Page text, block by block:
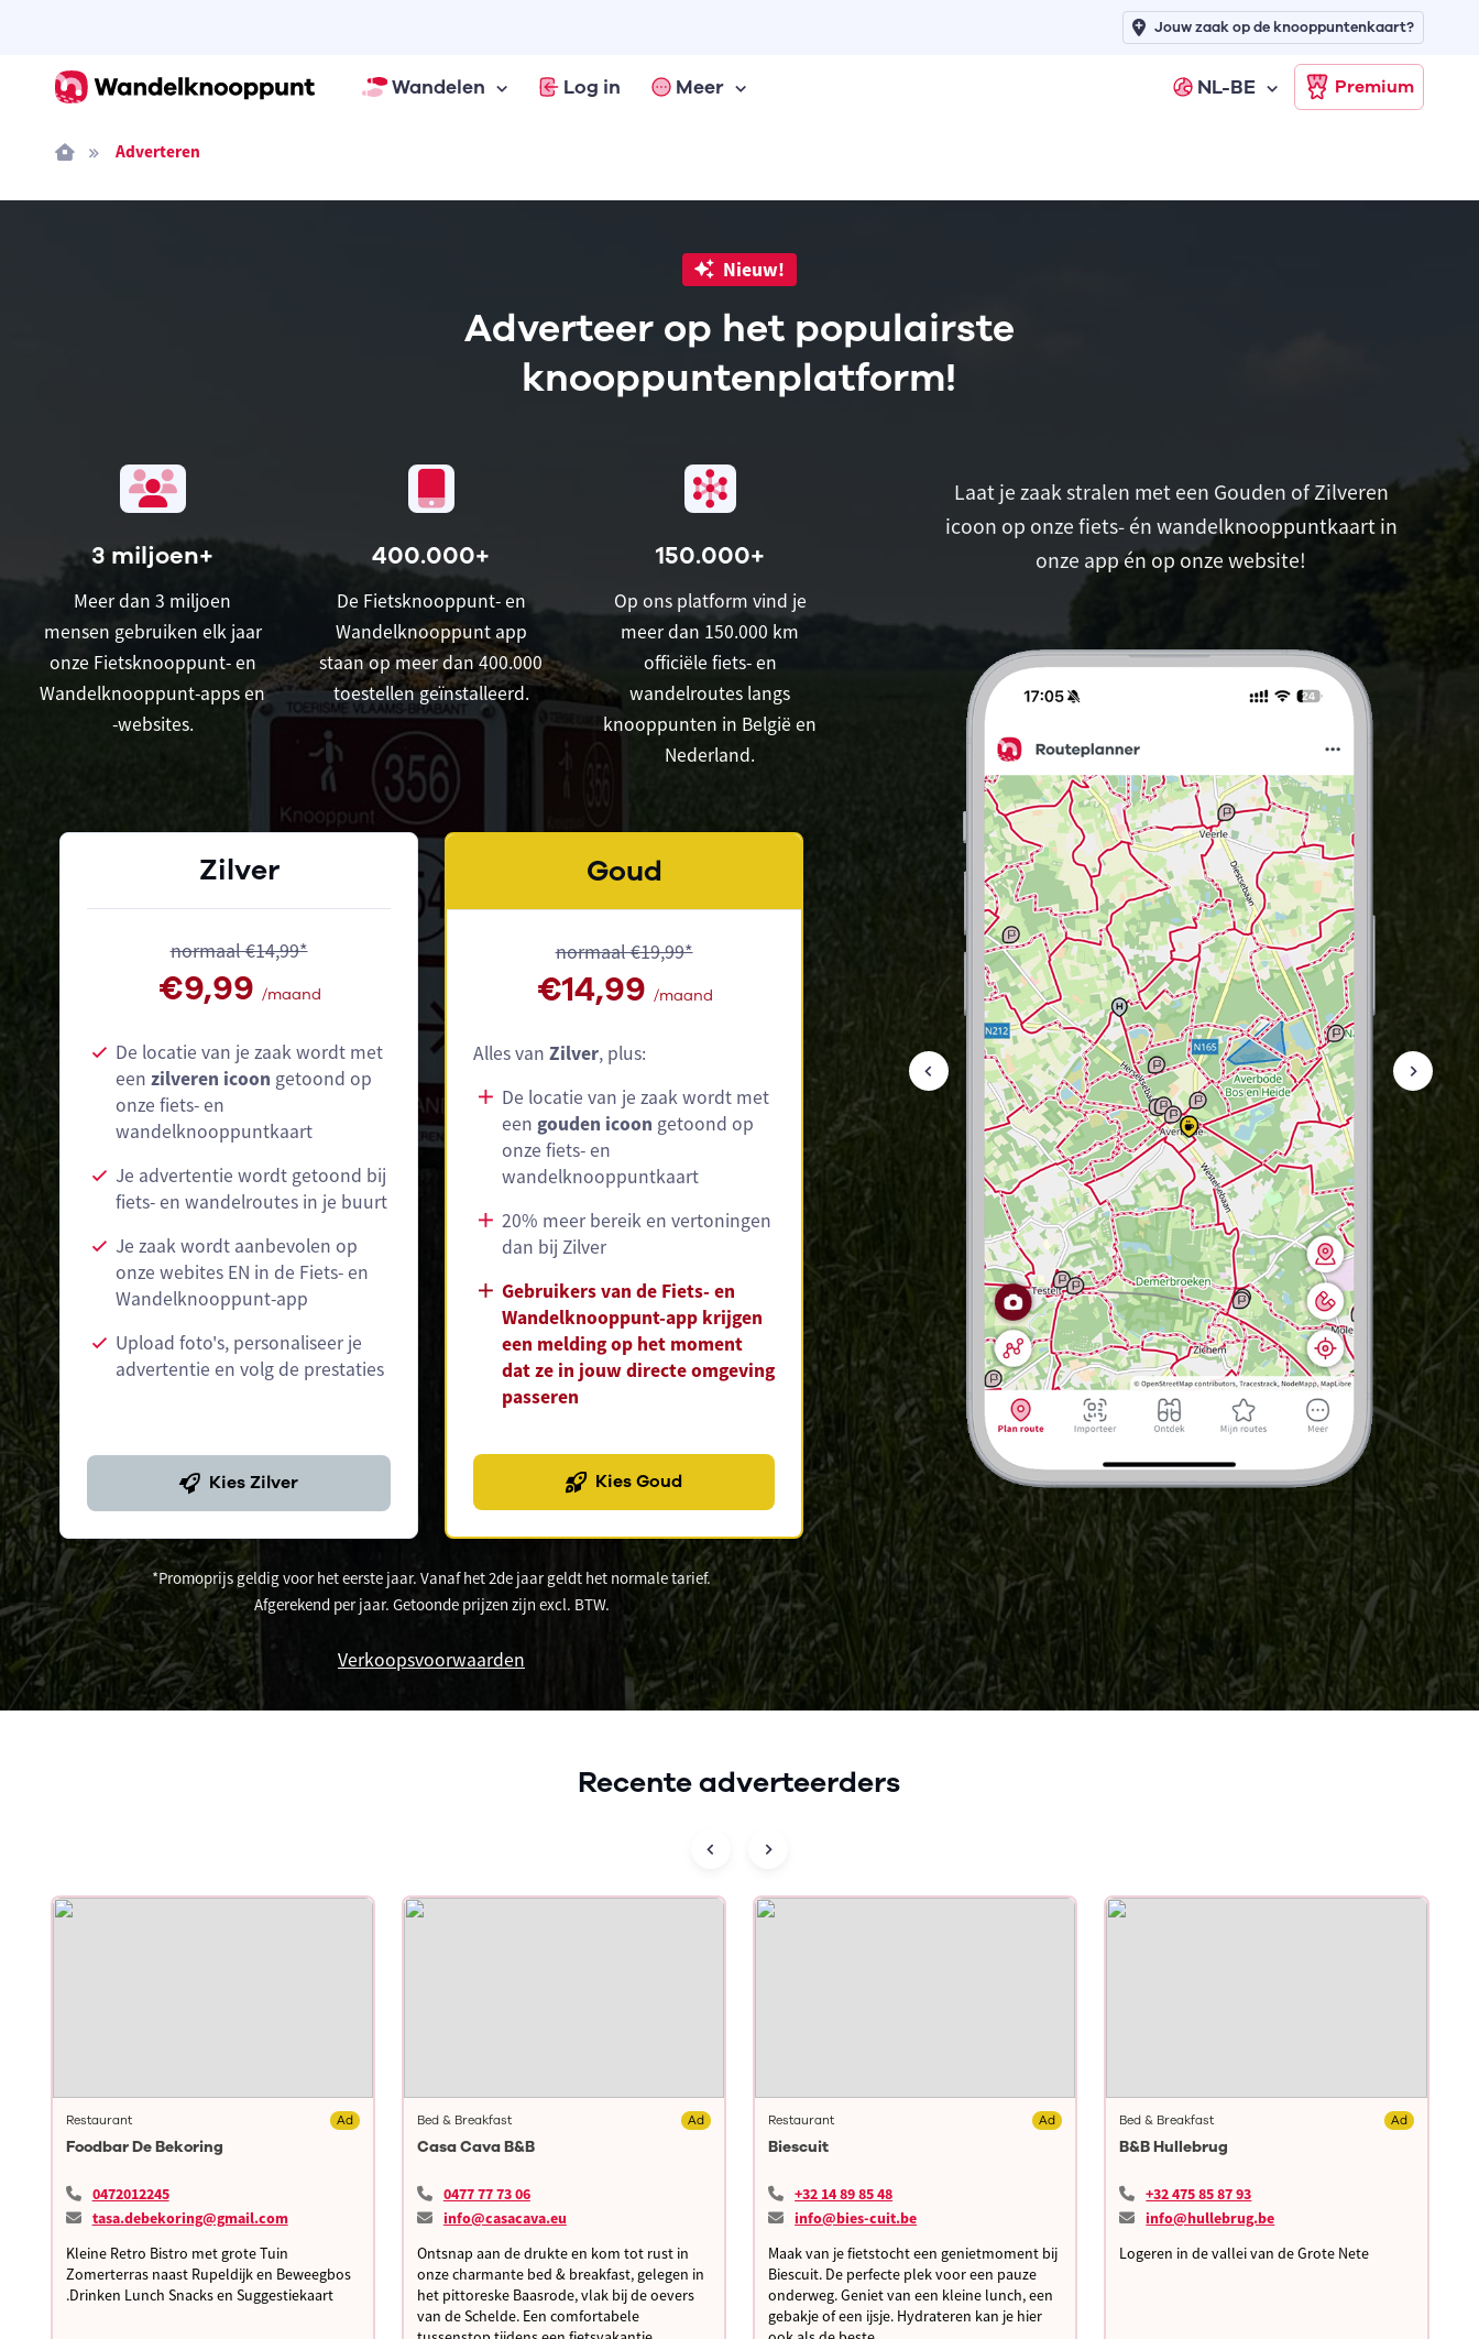
Wandelen Log in Meer NL-BE Premium
Jouw zaak op de knooppuntenkaart?
Adverteren
Nieuw!
Adverteer op het populairste
knooppuntenplatform!
3 miljoen+
Meer dan 3 miljoen
mensen gebruiken elk jaar
onze Fietsknooppunt- en
Wandelknooppunt-apps en
-websites.
400.000+
De Fietsknooppunt- en
Wandelknooppunt app
staan op meer dan 400.000
toestellen geïnstalleerd.
150.000+
Op ons platform vind je
meer dan 150.000 km
officiële fiets- en
wandelroutes langs
knooppunten in België en
Nederland.
Zilver
normaal €14,99*
€9,99 /maand
De locatie van je zaak wordt met
een zilveren icoon getoond op
onze fiets- en
wandelknooppuntkaart
Je advertentie wordt getoond bij
fiets- en wandelroutes in je buurt
Je zaak wordt aanbevolen op
onze webites EN in de Fiets- en
Wandelknooppunt-app
Upload foto's, personaliseer je
advertentie en volg de prestaties
Kies Zilver
Goud
normaal €19,99*
€14,99 /maand
Alles van Zilver, plus:
De locatie van je zaak wordt met
een gouden icoon getoond op
onze fiets- en
wandelknooppuntkaart
20% meer bereik en vertoningen
dan bij Zilver
Gebruikers van de Fiets- en
Wandelknooppunt-app krijgen
een melding op het moment
dat ze in jouw directe omgeving
passeren
Kies Goud
*Promoprijs geldig voor het eerste jaar. Vanaf het 2de jaar geldt het normale tarief.
Afgerekend per jaar. Getoonde prijzen zijn excl. BTW.
Verkoopsvoorwaarden
Laat je zaak stralen met een Gouden of Zilveren
icoon op onze fiets- én wandelknooppuntkaart in
onze app én op onze website!
Recente adverteerders
Restaurant Ad
Foodbar De Bekoring
0472012245
tasa.debekoring@gmail.com
Kleine Retro Bistro met grote Tuin
Zomerterras naast Rupeldijk en Beweegbos
.Drinken Lunch Snacks en Suggestiekaart
Bed & Breakfast Ad
Casa Cava B&B
0477 77 73 06
info@casacava.eu
Ontsnap aan de drukte en kom tot rust in
onze charmante bed & breakfast, gelegen in
het pittoreske Baasrode, vlak bij de oevers
van de Schelde. Een comfortabele
Restaurant Ad
Biescuit
+32 14 89 85 48
info@bies-cuit.be
Maak van je fietstocht een genietmoment bij
Biescuit. De perfecte plek voor een pauze
onderweg. Geniet van een kleine lunch, een
gebakje of een ijsje. Hydrateren kan je hier
Bed & Breakfast Ad
B&B Hullebrug
+32 475 85 87 93
info@hullebrug.be
Logeren in de vallei van de Grote Nete